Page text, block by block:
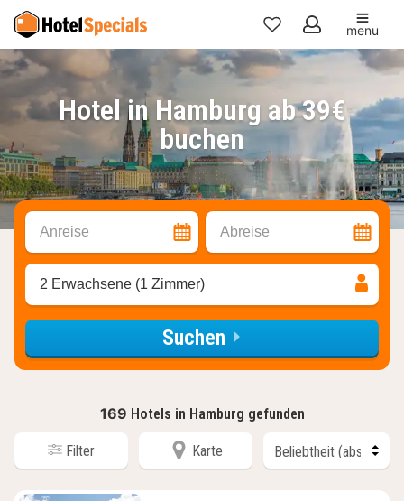
Meine
Favoriten
menu
Hotel in Hamburg ab 39€
buchen
Anreise Abreise
2 Erwachsene (1 Zimmer)
Suchen
169 Hotels in Hamburg gefunden
Filter Karte